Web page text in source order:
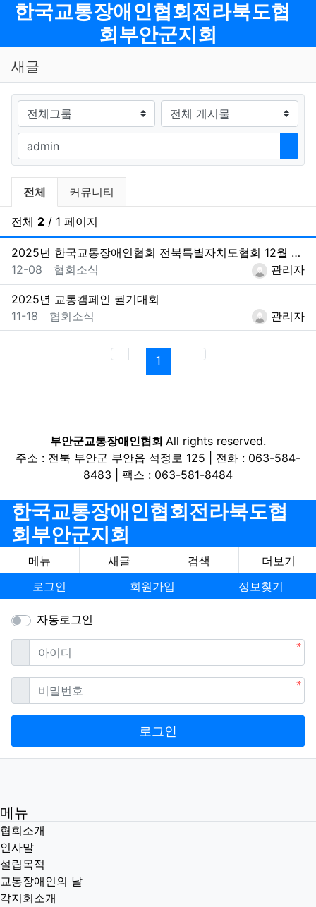
메뉴
한국교통장애인협회전라북도협
회부안군지회
새글
게시판그룹 검색대상
검색어필수
검
전체게시물 그룹 목록
전체 커뮤니티
전체 2 / 1 페이지
2025년 한국교통장애인협회 전북특별자치도협회 12월 송년회
등록자관리자
등록일
12-08 협회소식
2025년 교통캠페인 궐기대회
등록자관리자
등록일
11-18 협회소식
1 (current)
부안군교통장애인협회 All rights reserved.
주소 : 전북 부안군 부안읍 석정로 125 | 전화 : 063-584-
8483 | 팩스 : 063-581-8484
한국교통장애인협회전라북도협
회부안군지회
메뉴 새글 검색
더보기
로그인
회원가입 정보찾기
자동로그인
아이디필수
비밀번호필수
로그인
메뉴
협회소개
인사말
설립목적
교통장애인의 날
각지회소개